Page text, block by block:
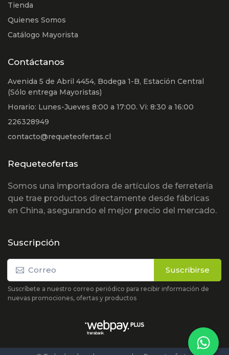
Tienda
Quienes Somos
Catálogo Mayorista
Contáctanos
Avenida 5 de Abril 4454, Bodega 1-B, Estación Central
(Sólo entrega Mayoristas)
Horario: Lunes-Jueves 8:00 a 17:00. Vi: 8:30 a 16:00
226328949
contacto@requeteofertas.cl
Requeteofertas
Somos una importadora de artículos de ferretería
que trae productos directamente desde fábricas
en China, asegurando el mejor precio del mercado.
Suscripción
Suscribirse
Suscríbete a nuestro correo periódico para recibir información de
nuevas promociones, ofertas y productos